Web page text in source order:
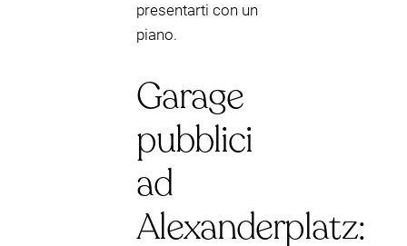
presentarti con un
piano.
Garage
pubblici
ad
Alexanderplatz: